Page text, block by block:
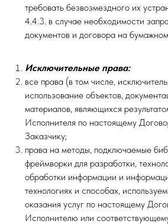
требовать безвозмездного их
4.4.3. в случае необходимости
документов и договора на
Исключительные права:
все права (в том числе,
использование объектов,
материалов, являющихся
Исполнителя по настоящему
Заказчику;
права на методы, подключаемые
фреймворки для разработки,
обработки информации и
технологиях и способах,
оказания услуг по настоящему
Исполнителю или